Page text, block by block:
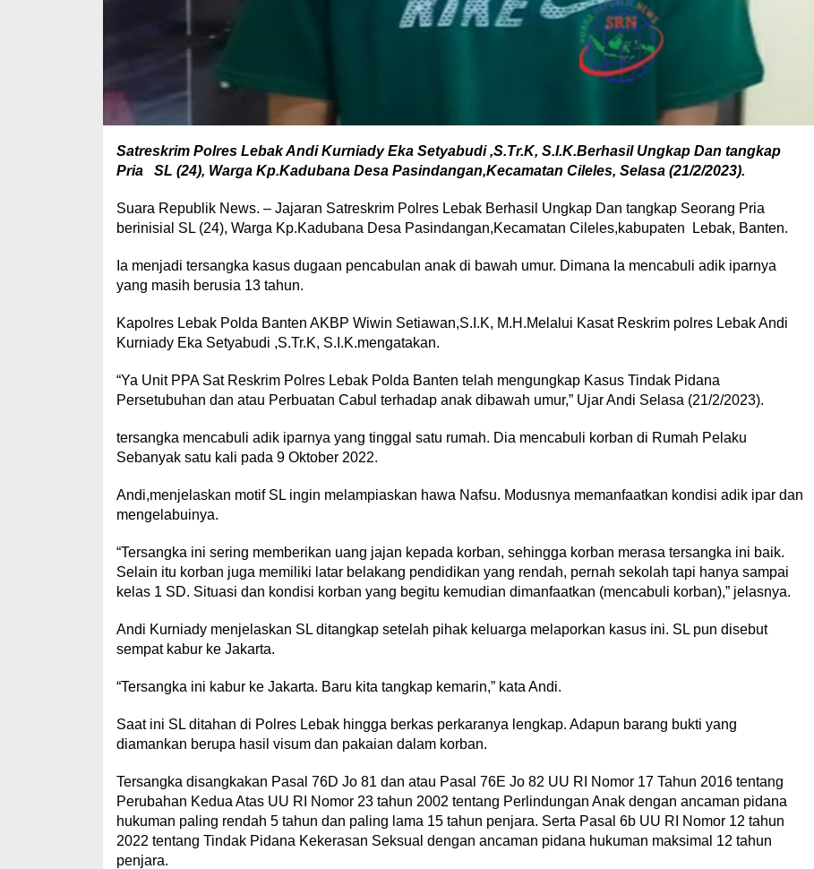
Satreskrim Polres Lebak Andi Kurniady Eka Setyabudi ,S.Tr.K, S.I.K.Berhasil Ungkap Dan tangkap
Pria SL (24), Warga Kp.Kadubana Desa Pasindangan,Kecamatan Cileles, Selasa (21/2/2023).
Suara Republik News. – Jajaran Satreskrim Polres Lebak Berhasil Ungkap Dan tangkap Seorang Pria
berinisial SL (24), Warga Kp.Kadubana Desa Pasindangan,Kecamatan Cileles,kabupaten Lebak, Banten.
Ia menjadi tersangka kasus dugaan pencabulan anak di bawah umur. Dimana Ia mencabuli adik iparnya
yang masih berusia 13 tahun.
Kapolres Lebak Polda Banten AKBP Wiwin Setiawan,S.I.K, M.H.Melalui Kasat Reskrim polres Lebak Andi
Kurniady Eka Setyabudi ,S.Tr.K, S.I.K.mengatakan.
“Ya Unit PPA Sat Reskrim Polres Lebak Polda Banten telah mengungkap Kasus Tindak Pidana
Persetubuhan dan atau Perbuatan Cabul terhadap anak dibawah umur,” Ujar Andi Selasa (21/2/2023).
tersangka mencabuli adik iparnya yang tinggal satu rumah. Dia mencabuli korban di Rumah Pelaku
Sebanyak satu kali pada 9 Oktober 2022.
Andi,menjelaskan motif SL ingin melampiaskan hawa Nafsu. Modusnya memanfaatkan kondisi adik ipar dan
mengelabuinya.
“Tersangka ini sering memberikan uang jajan kepada korban, sehingga korban merasa tersangka ini baik.
Selain itu korban juga memiliki latar belakang pendidikan yang rendah, pernah sekolah tapi hanya sampai
kelas 1 SD. Situasi dan kondisi korban yang begitu kemudian dimanfaatkan (mencabuli korban),” jelasnya.
Andi Kurniady menjelaskan SL ditangkap setelah pihak keluarga melaporkan kasus ini. SL pun disebut
sempat kabur ke Jakarta.
“Tersangka ini kabur ke Jakarta. Baru kita tangkap kemarin,” kata Andi.
Saat ini SL ditahan di Polres Lebak hingga berkas perkaranya lengkap. Adapun barang bukti yang
diamankan berupa hasil visum dan pakaian dalam korban.
Tersangka disangkakan Pasal 76D Jo 81 dan atau Pasal 76E Jo 82 UU RI Nomor 17 Tahun 2016 tentang
Perubahan Kedua Atas UU RI Nomor 23 tahun 2002 tentang Perlindungan Anak dengan ancaman pidana
hukuman paling rendah 5 tahun dan paling lama 15 tahun penjara. Serta Pasal 6b UU RI Nomor 12 tahun
2022 tentang Tindak Pidana Kekerasan Seksual dengan ancaman pidana hukuman maksimal 12 tahun
penjara.